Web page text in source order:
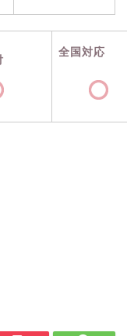
全国対応